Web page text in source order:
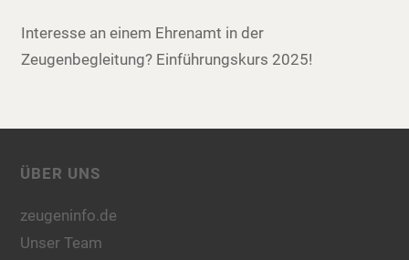
Interesse an einem Ehrenamt in der
Zeugenbegleitung? Einführungskurs 2025!
ÜBER UNS
zeugeninfo.de
Unser Team